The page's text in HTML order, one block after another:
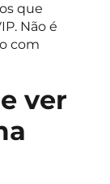
que
Não é
com
ver